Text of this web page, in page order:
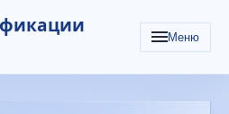
Меню